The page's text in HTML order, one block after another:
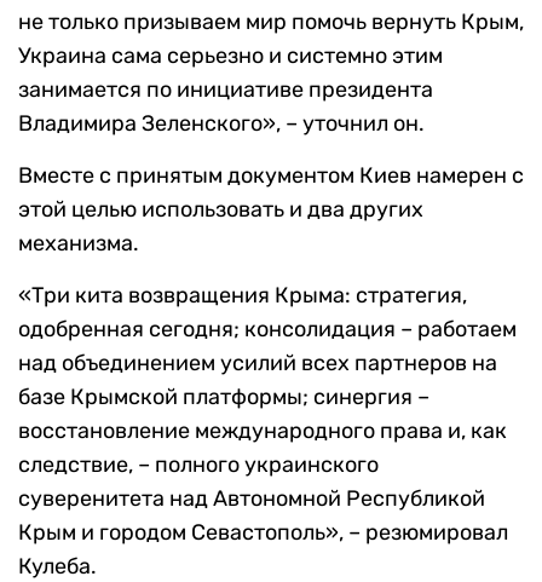
не только призываем мир помочь вернуть Крым,
Украина сама серьезно и системно этим
занимается по инициативе президента
Владимира Зеленского», – уточнил он.
Вместе с принятым документом Киев намерен с
этой целью использовать и два других
механизма.
«Три кита возвращения Крыма: стратегия,
одобренная сегодня; консолидация – работаем
над объединением усилий всех партнеров на
базе Крымской платформы; синергия –
восстановление международного права и, как
следствие, – полного украинского
суверенитета над Автономной Республикой
Крым и городом Севастополь», – резюмировал
Кулеба.